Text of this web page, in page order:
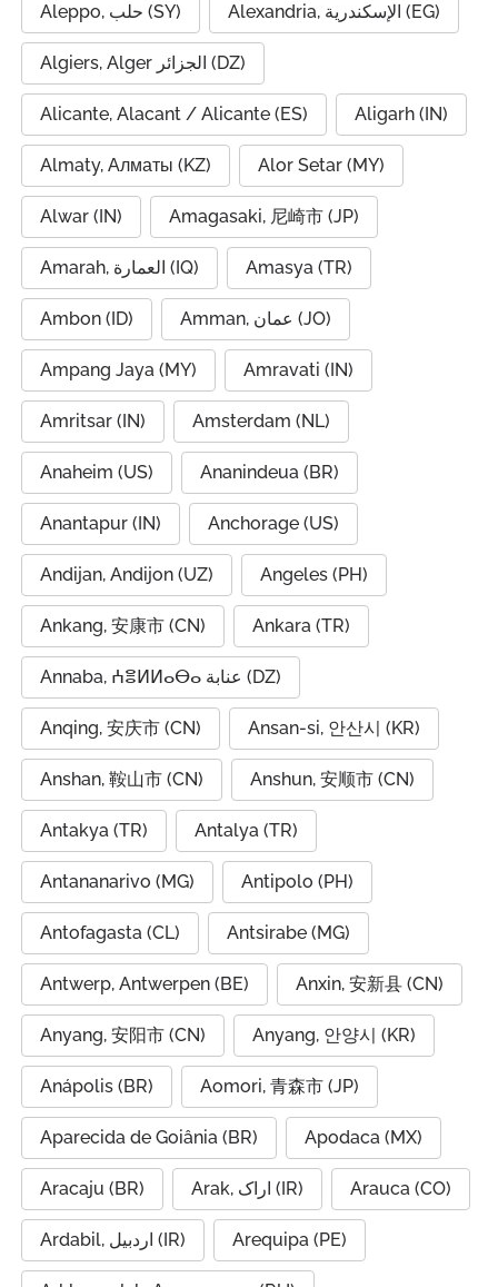
Aleppo, حلب (SY) Alexandria, الإسكندرية (EG)
Algiers, Alger الجزائر (DZ)
Alicante, Alacant / Alicante (ES) Aligarh (IN)
Almaty, Алматы (KZ) Alor Setar (MY)
Alwar (IN) Amagasaki, 尼崎市 (JP)
Amarah, العمارة (IQ) Amasya (TR)
Ambon (ID) Amman, عمان (JO)
Ampang Jaya (MY) Amravati (IN)
Amritsar (IN) Amsterdam (NL)
Anaheim (US) Ananindeua (BR)
Anantapur (IN) Anchorage (US)
Andijan, Andijon (UZ) Angeles (PH)
Ankang, 安康市 (CN) Ankara (TR)
Annaba, ⵄⴻⵍⵍⴰⴱⴰ عنابة (DZ)
Anqing, 安庆市 (CN) Ansan-si, 안산시 (KR)
Anshan, 鞍山市 (CN) Anshun, 安顺市 (CN)
Antakya (TR) Antalya (TR)
Antananarivo (MG) Antipolo (PH)
Antofagasta (CL) Antsirabe (MG)
Antwerp, Antwerpen (BE) Anxin, 安新县 (CN)
Anyang, 安阳市 (CN) Anyang, 안양시 (KR)
Anápolis (BR) Aomori, 青森市 (JP)
Aparecida de Goiânia (BR) Apodaca (MX)
Aracaju (BR) Arak, اراک (IR) Arauca (CO)
Ardabil, اردبیل (IR) Arequipa (PE)